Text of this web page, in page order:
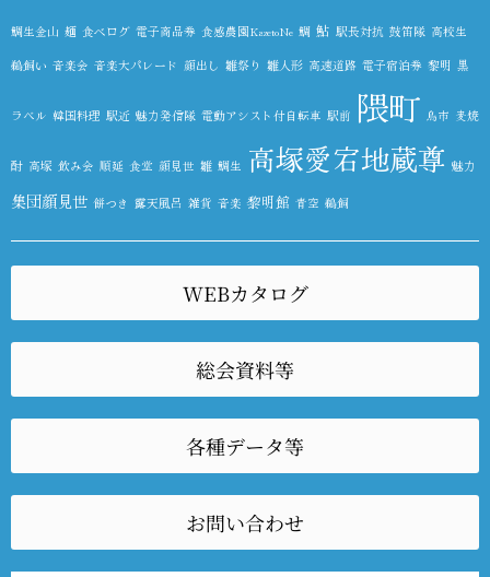
鯛生金山 麺 食べログ 電子商品券 食感農園KazetoNe 鯛 鮎 駅長対抗 鼓笛隊 高校生
鵜飼い 音楽会 音楽大パレード 顔出し 雛祭り 雛人形 高速道路 電子宿泊券 黎明 黒
ラベル 韓国料理 駅近 魅力発信隊 電動アシスト付自転車 駅前 隈町 鳥市 麦焼
酎 高塚 飲み会 順延 食堂 顔見世 雛 鯛生 高塚愛宕地蔵尊 魅力
集団顔見世 餅つき 露天風呂 雑貨 音楽 黎明館 青空 鵜飼
WEBカタログ
総会資料等
各種データ等
お問い合わせ